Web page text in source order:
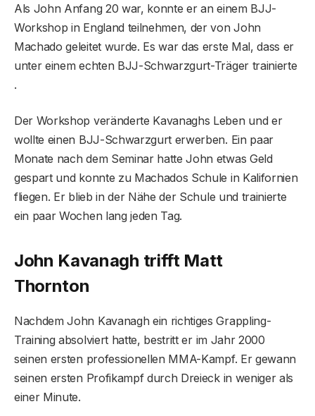
Als John Anfang 20 war, konnte er an einem BJJ-
Workshop in England teilnehmen, der von John
Machado geleitet wurde. Es war das erste Mal, dass er
unter einem echten BJJ-Schwarzgurt-Träger trainierte
.
Der Workshop veränderte Kavanaghs Leben und er
wollte einen BJJ-Schwarzgurt erwerben. Ein paar
Monate nach dem Seminar hatte John etwas Geld
gespart und konnte zu Machados Schule in Kalifornien
fliegen. Er blieb in der Nähe der Schule und trainierte
ein paar Wochen lang jeden Tag.
John Kavanagh trifft Matt
Thornton
Nachdem John Kavanagh ein richtiges Grappling-
Training absolviert hatte, bestritt er im Jahr 2000
seinen ersten professionellen MMA-Kampf. Er gewann
seinen ersten Profikampf durch Dreieck in weniger als
einer Minute.